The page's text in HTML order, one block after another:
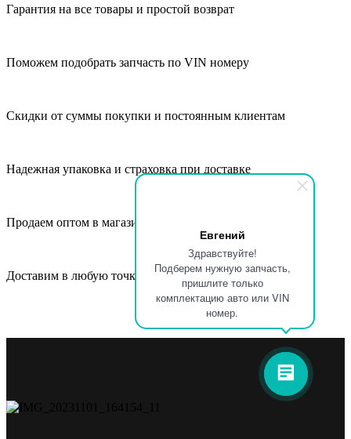
Евгений
Здравствуйте!
Подберем нужную запчасть,
пришлите только
комплектацию авто или VIN
номер.
Гарантия на все товары и простой возврат
Поможем подобрать запчасть по VIN номеру
Скидки от суммы покупки и постоянным клиентам
Надежная упаковка и страховка при доставке
Продаем оптом в магазины, СТО и автосервисы
Доставим в любую точку России и СНГ